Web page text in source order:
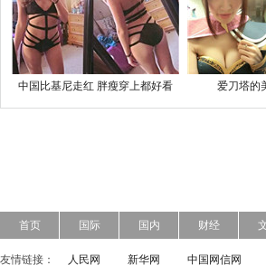
中国比基尼走红 胖瘦穿上都好看 爱刀塔的
首页 国际 国内 财经
友情链接： 人民网 新华网 中国网信网